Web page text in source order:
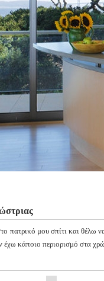
πατρικό μου σπίτι και θέλω
έχω κάποιο περιορισμό στα